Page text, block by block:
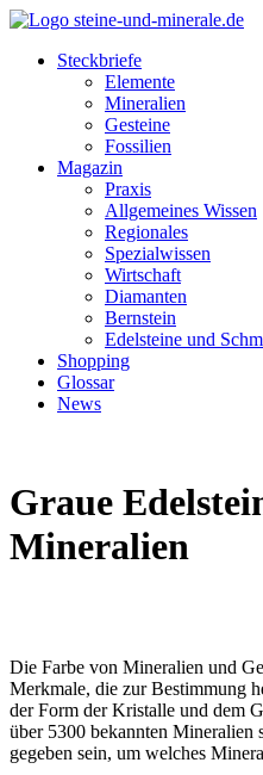
Steckbriefe
Elemente
Mineralien
Gesteine
Fossilien
Magazin
Praxis
Allgemeines Wissen
Regionales
Spezialwissen
Wirtschaft
Diamanten
Bernstein
Edelsteine und
Shopping
Glossar
News
Graue
Mineralien
Die Farbe von Mineralien und
Merkmale, die zur Bestimmung
der Form der Kristalle und dem
über 5300 bekannten Mineralien
gegeben sein, um welches